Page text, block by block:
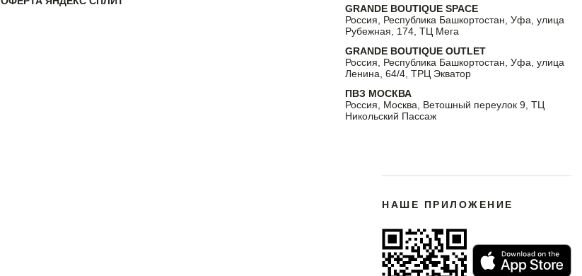
GRANDE BOUTIQUE SPACE
Россия, Республика Башкортостан, Уфа, улица
Рубежная, 174, ТЦ Мега
GRANDE BOUTIQUE OUTLET
Россия, Республика Башкортостан, Уфа, улица
Ленина, 64/4, ТРЦ Экватор
ПВЗ МОСКВА
Россия, Москва, Ветошный переулок 9, ТЦ
Никольский Пассаж
НАШЕ ПРИЛОЖЕНИЕ